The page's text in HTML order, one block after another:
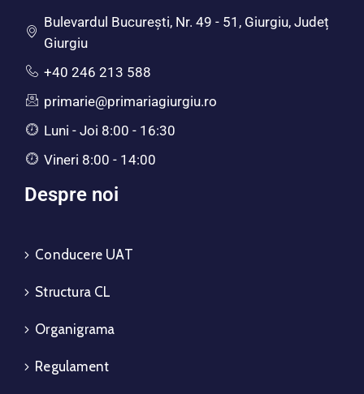
Bulevardul Bucureşti, Nr. 49 - 51, Giurgiu, Județ
Giurgiu
+40 246 213 588
primarie@primariagiurgiu.ro
Luni - Joi 8:00 - 16:30
Vineri 8:00 - 14:00
Despre noi
Conducere UAT
Structura CL
Organigrama
Regulament